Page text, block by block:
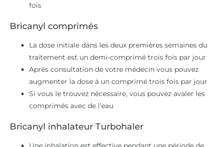
fois
Bricanyl comprimés
La dose initiale dans les deux premières semaines du
traitement est un demi-comprimé trois fois par jour
Après consultation de votre médecin vous pouvez
augmenter la dose à un comprimé trois fois par jour
Si vous le trouvez nécessaire, vous pouvez avaler les
comprimés avec de l’eau
Bricanyl inhalateur Turbohaler